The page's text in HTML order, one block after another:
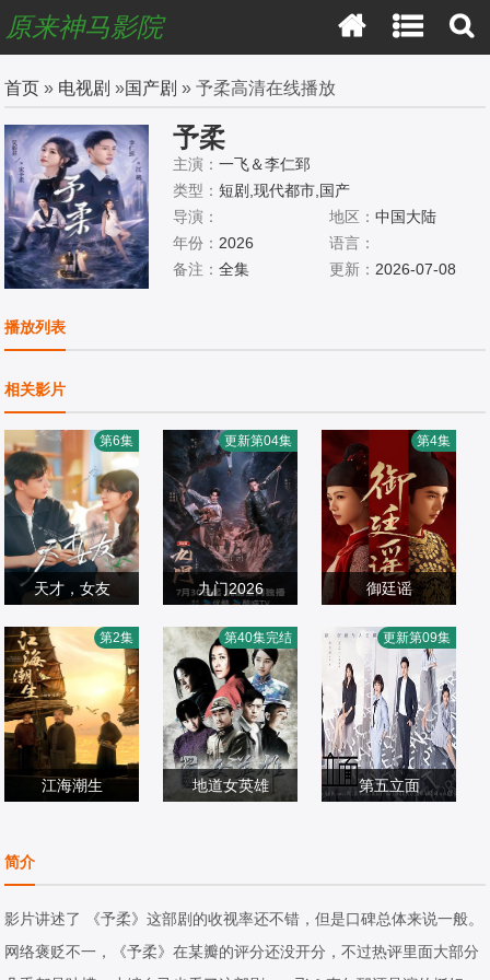
原来神马影院
首页 » 电视剧 »国产剧 » 予柔高清在线播放
予柔
主演：一飞＆李仁郅
类型：短剧,现代都市,国产
导演：
地区： 中国大陆
年份： 2026
语言：
备注：全集 更新： 2026-07-08
播放列表
相关影片
天才，女友
伟明,安沺,夏浩然
国产剧
2026/中国大陆
第6集
九门2026
龙,应昊茗,王劲松,
胡耘豪,季肖冰,陈
伟霆,徐正溪,曾舜
晞,王奕婷
国产剧
2026/中国大陆
更新第04集
御廷谣
永棋,赵昭仪,张南
国产剧
2026/中国大陆
第4集
江海潮生
平,,王鸥,海一天
国产剧
2026/中国大陆
第2集
地道女英雄
瑛子
2016/中国大陆
第40集完结
第五立面
2026/中国大陆
更新第09集
简介
影片讲述了 《予柔》这部剧的收视率还不错，但是口碑总体来说一般。
网络褒贬不一，《予柔》在某瓣的评分还没开分，不过热评里面大部分